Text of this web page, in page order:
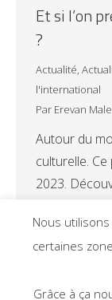
Et si l’on
?
Actualité,
l'international
Par Erevan
Autour du
culturelle.
2023.
Nous
certaines
Grâce à ça